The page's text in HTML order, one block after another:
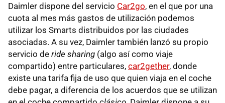
Daimler dispone del servicio Car2go, en el que por una
cuota al mes más gastos de utilización podemos
utilizar los Smarts distribuidos por las ciudades
asociadas. A su vez, Daimler también lanzó su propio
servicio de ride sharing (algo así como viaje
compartido) entre particulares, car2gether, donde
existe una tarifa fija de uso que quien viaja en el coche
debe pagar, a diferencia de los acuerdos que se utilizan